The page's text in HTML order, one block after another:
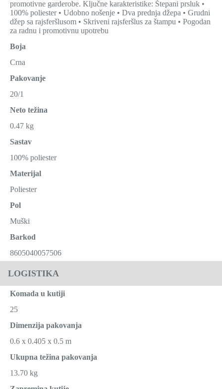
promotivne garderobe. Ključne karakteristike: Štepani prsluk •
100% poliester • Udobno nošenje • Dva prednja džepa • Grudni
džep sa rajsferšlusom • Skriveni rajsferšlus za štampu • Pogodan
za radnu i promotivnu upotrebu
Boja
Crna
Pakovanje
20/1
Neto težina
0.47 kg
Sastav
100% poliester
Materijal
Poliester
Pol
Muški
Barkod
8605040057506
LOGISTIKA
Komada u kutiji
25
Dimenzija pakovanja
0.6 x 0.405 x 0.5 m
Ukupna težina pakovanja
13.70 kg